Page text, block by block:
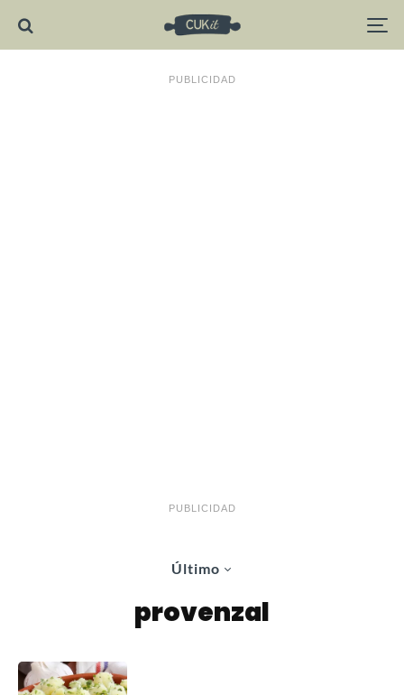
PUBLICIDAD
PUBLICIDAD
Último
provenzal